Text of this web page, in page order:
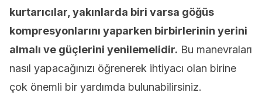
kurtarıcılar, yakınlarda biri varsa göğüs
kompresyonlarını yaparken birbirlerinin yerini
almalı ve güçlerini yenilemelidir. Bu manevraları
nasıl yapacağınızı öğrenerek ihtiyacı olan birine
çok önemli bir yardımda bulunabilirsiniz.